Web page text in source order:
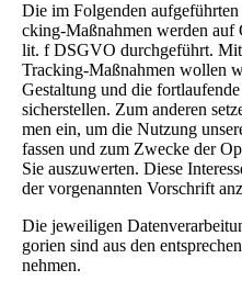
Die im Folgenden
cking-Maßnahmen werden auf
lit. f DSGVO durchgeführt. Mit
Tracking-Maßnahmen wollen
Gestaltung und die
sicherstellen. Zum anderen
men ein, um die Nutzung
fassen und zum Zwecke der
Sie auszuwerten. Diese
der vorgenannten Vorschrift
Die jeweiligen
gorien sind aus den
nehmen.